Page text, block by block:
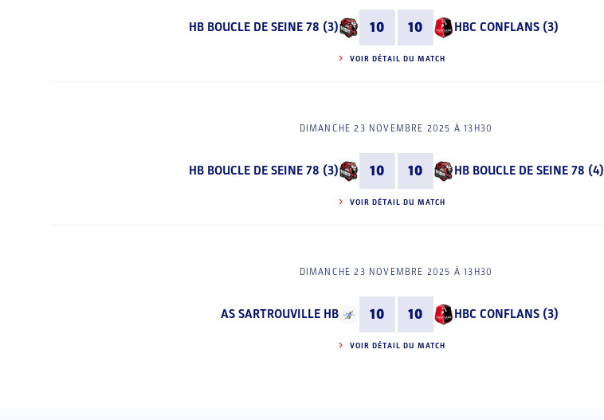
HB BOUCLE DE SEINE 78 (3) 10 10 HBC CONFLANS (3)
VOIR DÉTAIL DU MATCH
DIMANCHE 23 NOVEMBRE 2025 À 13H30
HB BOUCLE DE SEINE 78 (3) 10 10 HB BOUCLE DE SEINE 78 (4)
VOIR DÉTAIL DU MATCH
DIMANCHE 23 NOVEMBRE 2025 À 13H30
AS SARTROUVILLE HB 10 10 HBC CONFLANS (3)
VOIR DÉTAIL DU MATCH